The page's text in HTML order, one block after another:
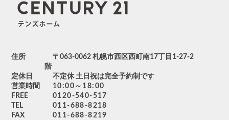
住所
〒063-0062 札幌市西区西町南17丁目1-27-2
階
定休日
不定休 土日祝は完全予約制です
営業時間
10:00～18:00
FREE
0120-540-517
TEL
011-688-8218
FAX
011-688-8219